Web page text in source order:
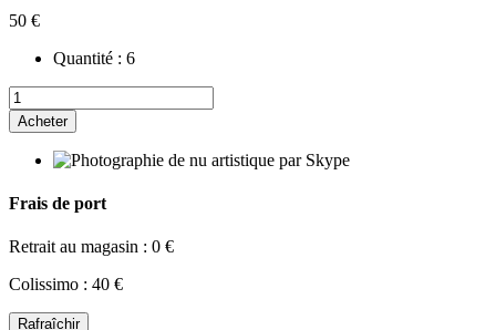
50 €
Quantité : 6
Acheter
Frais de port
Retrait au magasin : 0 €
Colissimo : 40 €